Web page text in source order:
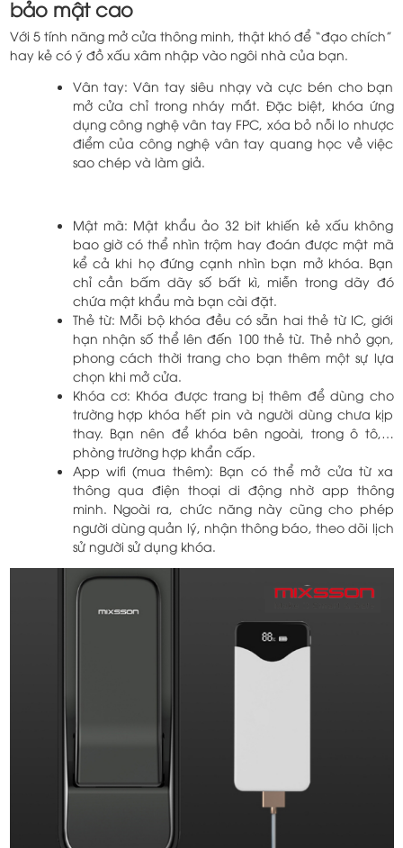
bảo mật cao
Với 5 tính năng mở cửa thông minh, thật khó để “đạo chích”
hay kẻ có ý đồ xấu xâm nhập vào ngôi nhà của bạn.
Vân tay: Vân tay siêu nhạy và cực bén cho bạn
mở cửa chỉ trong nháy mắt. Đặc biệt, khóa ứng
dụng công nghệ vân tay FPC, xóa bỏ nỗi lo nhược
điểm của công nghệ vân tay quang học về việc
sao chép và làm giả.
Mật mã: Mật khẩu ảo 32 bit khiến kẻ xấu không
bao giờ có thể nhìn trộm hay đoán được mật mã
kể cả khi họ đứng cạnh nhìn bạn mở khóa. Bạn
chỉ cần bấm dãy số bất kì, miễn trong dãy đó
chứa mật khẩu mà bạn cài đặt.
Thẻ từ: Mỗi bộ khóa đều có sẵn hai thẻ từ IC, giới
hạn nhận số thể lên đến 100 thẻ từ. Thẻ nhỏ gọn,
phong cách thời trang cho bạn thêm một sự lựa
chọn khi mở cửa.
Khóa cơ: Khóa được trang bị thêm để dùng cho
trường hợp khóa hết pin và người dùng chưa kịp
thay. Bạn nên để khóa bên ngoài, trong ô tô,…
phòng trường hợp khẩn cấp.
App wifi (mua thêm): Bạn có thể mở cửa từ xa
thông qua điện thoại di động nhờ app thông
minh. Ngoài ra, chức năng này cũng cho phép
người dùng quản lý, nhận thông báo, theo dõi lịch
sử người sử dụng khóa.